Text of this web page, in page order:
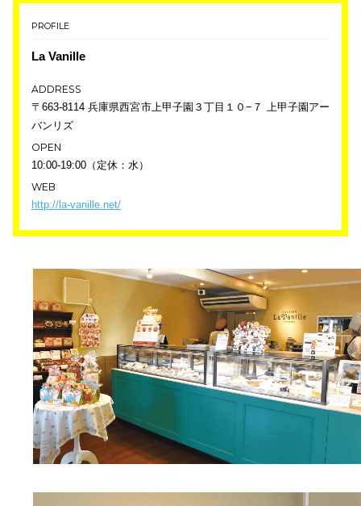
PROFILE
La Vanille
ADDRESS
〒663-8114 兵庫県西宮市上甲子園３丁目１０−７ 上甲子園アー
バンリズ
OPEN
10:00-19:00（定休：水）
WEB
http://la-vanille.net/